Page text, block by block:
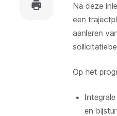
Na deze
een
aanleren
Op het
en